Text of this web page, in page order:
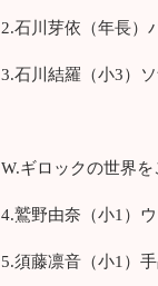
2.石川芽依（年長）
3.石川結羅（小3）
W.ギロックの世界
4.鷲野由奈（小1）
5.須藤凛音（小1）